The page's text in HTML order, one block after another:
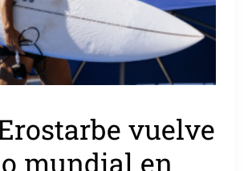
vuelve
mundial en